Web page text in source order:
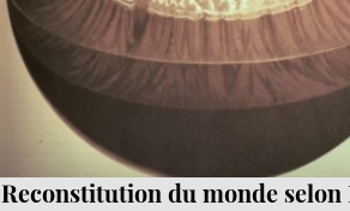
Reconstitution du monde selon